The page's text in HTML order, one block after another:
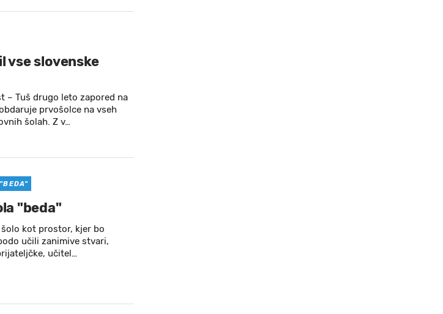
vse slovenske
– Tuš drugo leto zapored na
prvošolce na vseh
šolah. Z v…
"beda"
kot prostor, kjer bo
učili zanimive stvari,
učitel…